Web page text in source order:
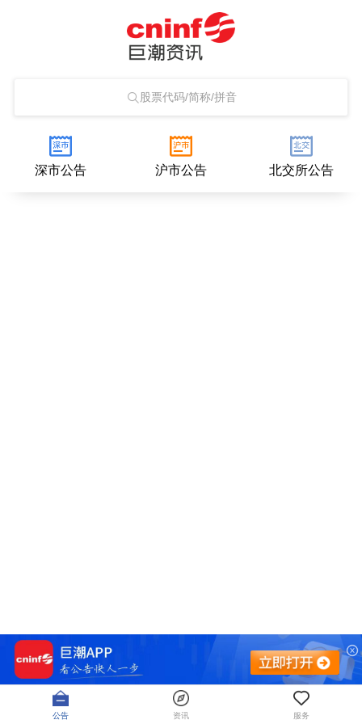
股票代码/简称/拼音
深市公告 沪市公告 北交所公告
公告 资讯 服务